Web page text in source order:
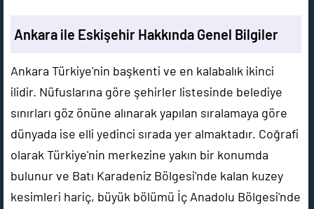
Ankara ile Eskişehir Hakkında Genel Bilgiler
Ankara Türkiye'nin başkenti ve en kalabalık ikinci
ilidir. Nüfuslarına göre şehirler listesinde belediye
sınırları göz önüne alınarak yapılan sıralamaya göre
dünyada ise elli yedinci sırada yer almaktadır. Coğrafi
olarak Türkiye'nin merkezine yakın bir konumda
bulunur ve Batı Karadeniz Bölgesi'nde kalan kuzey
kesimleri hariç, büyük bölümü İç Anadolu Bölgesi'nde